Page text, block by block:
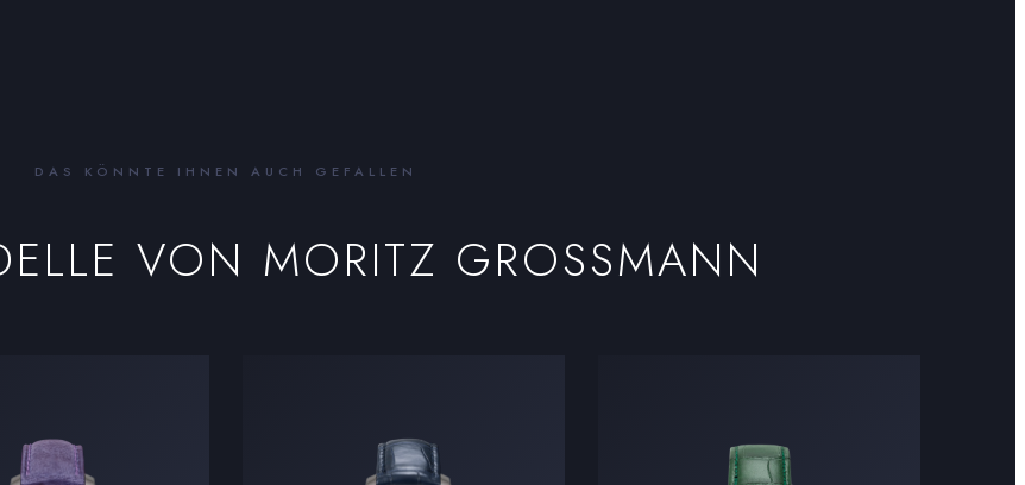
DAS KÖNNTE IHNEN AUCH GEFALLEN
VON MORITZ GROSSMANN